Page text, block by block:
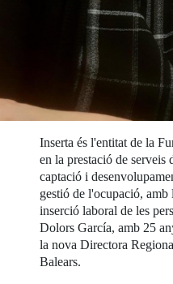
Inserta és l'entitat de la
en la prestació de serveis
captació i
gestió de l'ocupació,
inserció laboral de les
Dolors García, amb 25
la nova Directora
Balears.